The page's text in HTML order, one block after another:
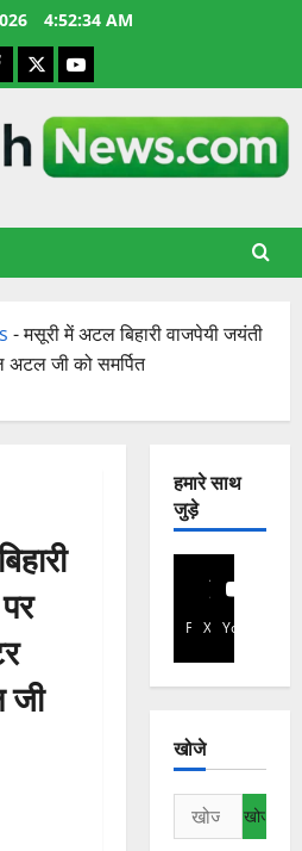
4:52:35 AM
X YouTube
-मसूरी में अटल बिहारी वाजपेयी जयंती
अटल जी को समर्पित
जी
हमारे साथ
जुड़े
Facebook
X YouTube
खोजे
निम्न
को